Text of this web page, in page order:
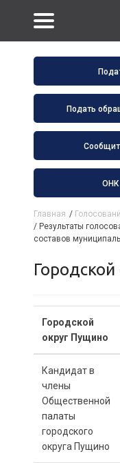
Подать
ОНК
Главная /
/ Результаты
составов
Городской
округ Пущино
Кандидат в
члены
Общественной
палаты
городского
округа Пущино